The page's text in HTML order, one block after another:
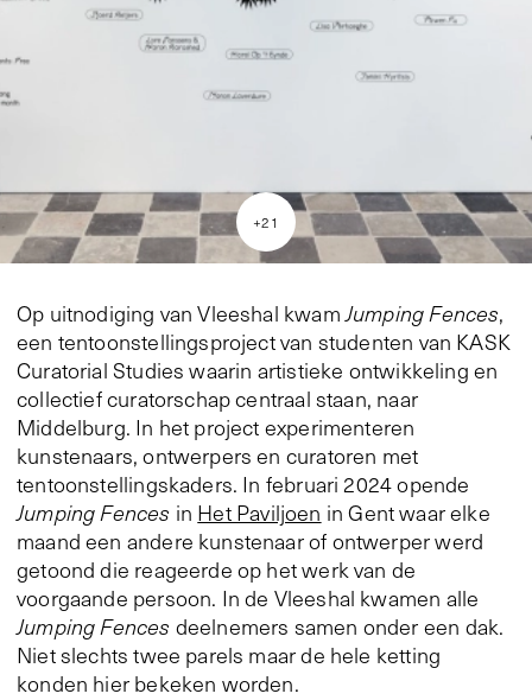
+21
Op uitnodiging van Vleeshal kwamJumping Fences,
een tentoonstellingsproject van studenten van KASK
Curatorial Studies waarin artistieke ontwikkeling en
collectief curatorschap centraal staan, naar
Middelburg. In het project experimenteren
kunstenaars, ontwerpers en curatoren met
tentoonstellingskaders. In februari 2024 opende
Jumping Fences in Het Paviljoen in Gent waar elke
maand een andere kunstenaar of ontwerper werd
getoond die reageerde op het werk van de
voorgaande persoon. In de Vleeshal kwamen alle
Jumping Fences deelnemers samen onder een dak.
Niet slechts twee parels maar de hele ketting
konden hier bekeken worden.